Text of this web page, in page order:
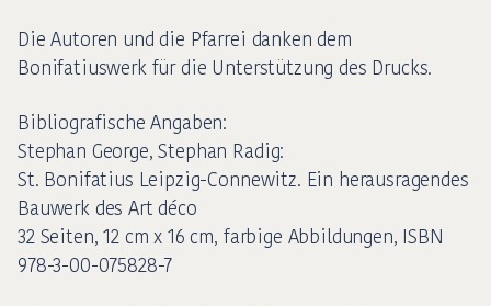
Die Autoren und die Pfarrei danken dem
Bonifatiuswerk für die Unterstützung des Drucks.
Bibliografische Angaben:
Stephan George, Stephan Radig:
St. Bonifatius Leipzig-Connewitz. Ein herausragendes
Bauwerk des Art déco
32 Seiten, 12 cm x 16 cm, farbige Abbildungen, ISBN
978-3-00-075828-7